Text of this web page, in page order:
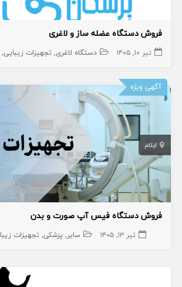
فروش دستگاه عضله ساز و لاغری
تیر ۱۰, ۱۴۰۵ دستگاه لاغری تجهیزات زیبایی
آگهی ویژه
ایلام
فروش دستگاه فیس آپ صورت و بدن
تیر ۱۳, ۱۴۰۵ سایر پزشکی تجهیزات